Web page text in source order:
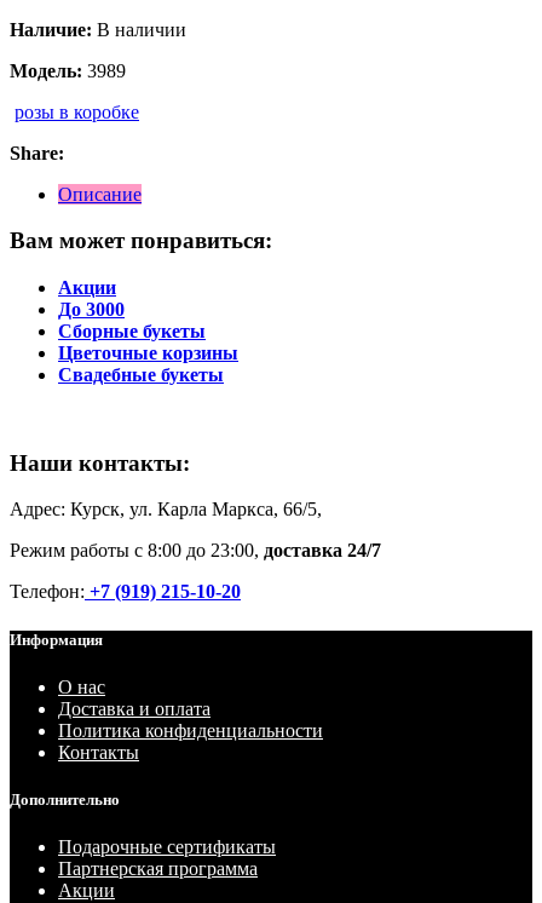
Наличие: В наличии
Модель: 3989
розы в коробке
Share:
Описание
Вам может понравиться:
Акции
До 3000
Сборные букеты
Цветочные корзины
Свадебные букеты
Наши контакты:
Адрес: Курск, ул. Карла Маркса, 66/5,
Режим работы с 8:00 до 23:00, доставка 24/7
Телефон: +7 (919) 215-10-20
Информация
О нас
Доставка и оплата
Политика конфиденциальности
Контакты
Дополнительно
Подарочные сертификаты
Партнерская программа
Акции